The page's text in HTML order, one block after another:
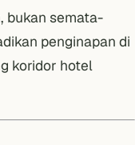
bukan semata-
penginapan di
koridor hotel